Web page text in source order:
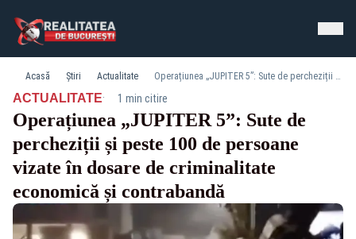
Acasă Știri Actualitate Operațiunea „JUPITER 5”: Sute de percheziții și peste 100 de persoane vizate în dosare de criminalitate economică și contrabandă
ACTUALITATE· 1 min citire
Operațiunea „JUPITER 5”: Sute de
percheziții și peste 100 de persoane
vizate în dosare de criminalitate
economică și contrabandă